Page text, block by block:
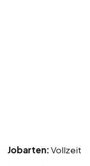
Jobarten:Vollzeit